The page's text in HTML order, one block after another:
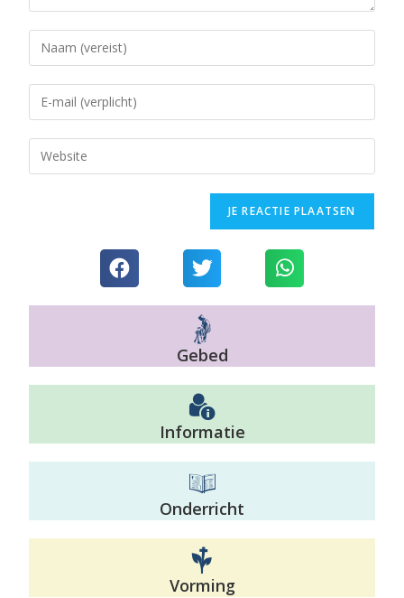
Gebed
Informatie
Onderricht
Vorming